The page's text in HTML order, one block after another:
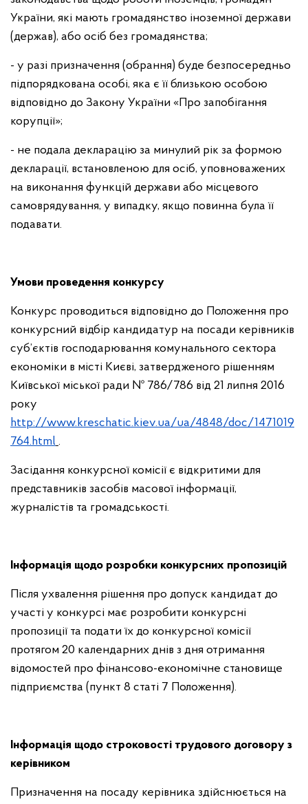
України, які мають громадянство іноземної держави
(держав), або осіб без громадянства;
- у разі призначення (обрання) буде безпосередньо
підпорядкована особі, яка є її близькою особою
відповідно до Закону України «Про запобігання
корупції»;
- не подала декларацію за минулий рік за формою
декларації, встановленою для осіб, уповноважених
на виконання функцій держави або місцевого
самоврядування, у випадку, якщо повинна була її
подавати.
Умови проведення конкурсу
Конкурс проводиться відповідно до Положення про
конкурсний відбір кандидатур на посади керівників
суб’єктів господарювання комунального сектора
економіки в місті Києві, затвердженого рішенням
Київської міської ради № 786/786 від 21 липня 2016
року
http://www.kreschatic.kiev.ua/ua/4848/doc/1471019
764.html .
Засідання конкурсної комісії є відкритими для
представників засобів масової інформації,
журналістів та громадськості.
Інформація щодо розробки конкурсних пропозицій
Після ухвалення рішення про допуск кандидат до
участі у конкурсі має розробити конкурсні
пропозиції та подати їх до конкурсної комісії
протягом 20 календарних днів з дня отримання
відомостей про фінансово-економічне становище
підприємства (пункт 8 статі 7 Положення).
Інформація щодо строковості трудового договору з
керівником
Призначення на посаду керівника здійснюється на